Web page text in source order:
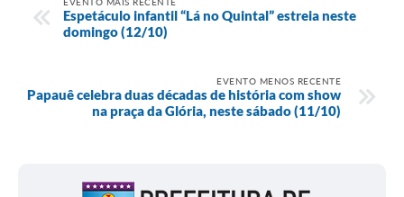
Espetáculo infantil “Lá no Quintal” estreia neste
domingo (12/10)
EVENTO MENOS RECENTE
Papauê celebra duas décadas de história com show
na praça da Glória, neste sábado (11/10)